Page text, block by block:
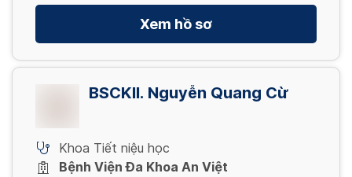
Xem hồ sơ
BSCKII. Nguyễn Quang Cừ
Khoa Tiết niệu học
Bệnh Viện Đa Khoa An Việt